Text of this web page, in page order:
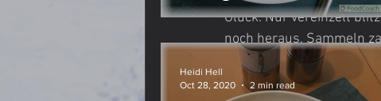
Meine Meinung
Glück. Nur vereinzelt
noch heraus. Sammeln
Heidi Hell
Oct 28, 2020
2 min read